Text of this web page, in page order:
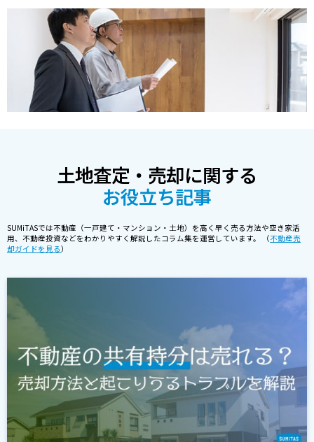
土地査定・売却に関する
お役立ち記事
SUMiTASでは不動産（一戸建て・マンション・土地）を高く早く売る方法や空き家活
用、不動産投資などをわかりやすく解説したコラム集を運営しています。 （不動産売
却ガイドを見る）